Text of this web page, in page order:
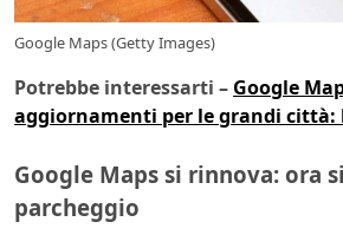
Google Maps (Getty Images)
Potrebbe interessarti – Google
aggiornamenti per le grandi città:
Google Maps si rinnova: ora
parcheggio